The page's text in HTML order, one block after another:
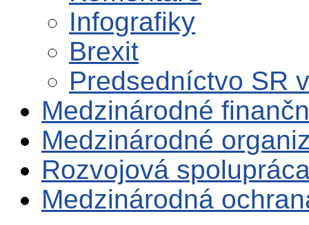
Infografiky
Brexit
Predsedníctvo SR
Medzinárodné
Medzinárodné
Rozvojová
Medzinárodná